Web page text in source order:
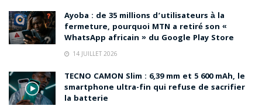
Ayoba : de 35 millions d’utilisateurs à la
fermeture, pourquoi MTN a retiré son «
WhatsApp africain » du Google Play Store
14 JUILLET 2026
TECNO CAMON Slim : 6,39 mm et 5 600 mAh, le
smartphone ultra-fin qui refuse de sacrifier
la batterie